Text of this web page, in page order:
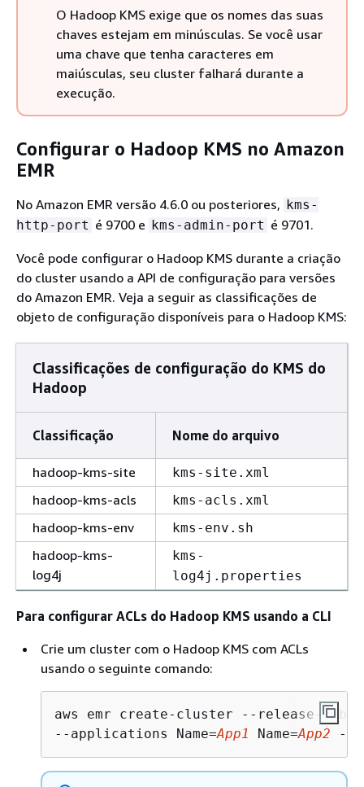
O Hadoop KMS exige que os nomes das suas
chaves estejam em minúsculas. Se você usar
uma chave que tenha caracteres em
maiúsculas, seu cluster falhará durante a
execução.
Configurar o Hadoop KMS no Amazon
EMR
No Amazon EMR versão 4.6.0 ou posteriores, kms-
http-port é 9700 e kms-admin-port é 9701.
Você pode configurar o Hadoop KMS durante a criação
do cluster usando a API de configuração para versões
do Amazon EMR. Veja a seguir as classificações de
objeto de configuração disponíveis para o Hadoop KMS:
Classificações de configuração do KMS do
Hadoop
Classificação Nome do arquivo
hadoop-kms-site kms-site.xml
hadoop-kms-acls kms-acls.xml
hadoop-kms-env kms-env.sh
hadoop-kms-
log4j
kms-
log4j.properties
Para configurar ACLs do Hadoop KMS usando a CLI
Crie um cluster com o Hadoop KMS com ACLs
usando o seguinte comando:
aws emr create-cluster --release-
--applications Name=App1 Name=App2 --